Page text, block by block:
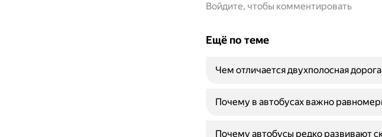
Войдите, чтобы комментировать
Ещё по теме
Чем отличается двухполосная
Почему в автобусах важно
Почему автобусы редко развивают